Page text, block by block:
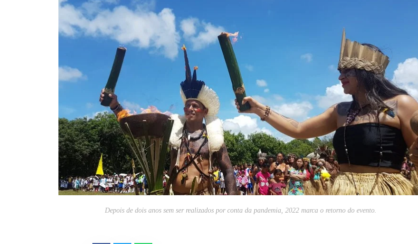
Depois de dois anos sem ser realizados por conta da pandemia, 2022 marca o retorno do evento.